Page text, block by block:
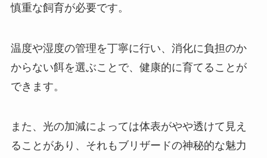
慎重な飼育が必要です。
温度や湿度の管理を丁寧に行い、消化に負担のか
からない餌を選ぶことで、健康的に育てることが
できます。
また、光の加減によっては体表がやや透けて見え
ることがあり、それもブリザードの神秘的な魅力